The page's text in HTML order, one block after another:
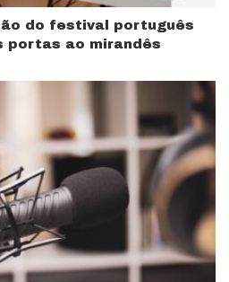
do festival português
portas ao mirandês